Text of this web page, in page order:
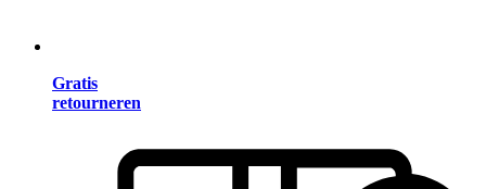
Gratis
retourneren